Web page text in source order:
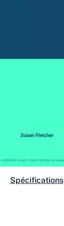
Spécifications